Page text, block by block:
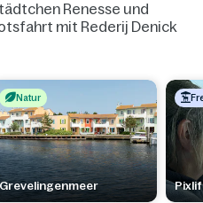
Renesse und
mit Rederij Denick
Natur
Grevelingenmeer